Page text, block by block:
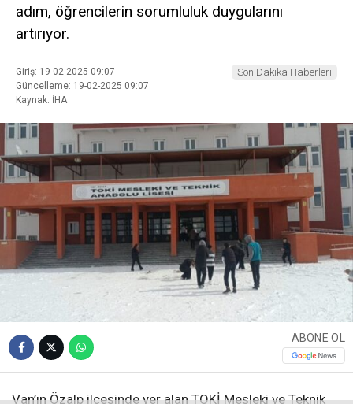
adım, öğrencilerin sorumluluk duygularını
artırıyor.
Giriş: 19-02-2025 09:07
Güncelleme: 19-02-2025 09:07
Kaynak: İHA
Son Dakika Haberleri
ABONE OL
Van’ın Özalp ilçesinde yer alan TOKİ Mesleki ve Teknik